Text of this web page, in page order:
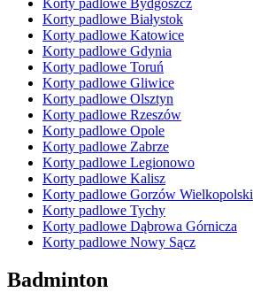
Korty padlowe Bydgoszcz
Korty padlowe Białystok
Korty padlowe Katowice
Korty padlowe Gdynia
Korty padlowe Toruń
Korty padlowe Gliwice
Korty padlowe Olsztyn
Korty padlowe Rzeszów
Korty padlowe Opole
Korty padlowe Zabrze
Korty padlowe Legionowo
Korty padlowe Kalisz
Korty padlowe Gorzów Wielkopolski
Korty padlowe Tychy
Korty padlowe Dąbrowa Górnicza
Korty padlowe Nowy Sącz
Badminton